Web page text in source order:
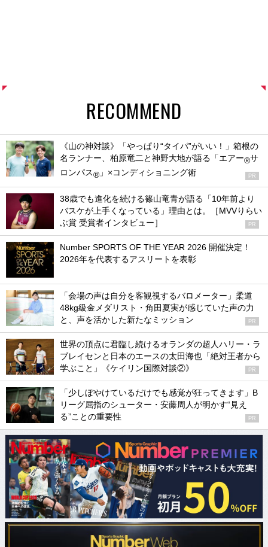
RECOMMEND
《山の神対談》「やっぱり“タイパ”がいい！」箱根の
名ランナー、柏原竜二と神野大地が語る「エアー®サ
ロンパス® 」×コンディショニング術 PR
38歳でも進化を続ける篠山竜青が語る「10年前より
バスケが上手くなっている」理由とは。［MVVりらい
ぶ賞 受賞者インタビュー］
PR
Number SPORTS OF THE YEAR 2026 開催決定！
2026年を代表するアスリートを表彰
「会場の声は自分を客観視するバロメーター」柔道
48kg級金メダリスト・角田夏実が感じていた声の力
と、声を活かした新たなミッション
PR
世界の頂点に君臨し続けるオランダの超人ハリー・ラ
ブレイセンと日本のエースの太田海也「絶対王者から
学ぶこと」《ケイリン国際対談②》
PR
「少しぼやけているだけでも感覚が狂ってきます」B
リーグ屈指のシューター・安藤周人が明かす“見え
る”ことの重要性
PR